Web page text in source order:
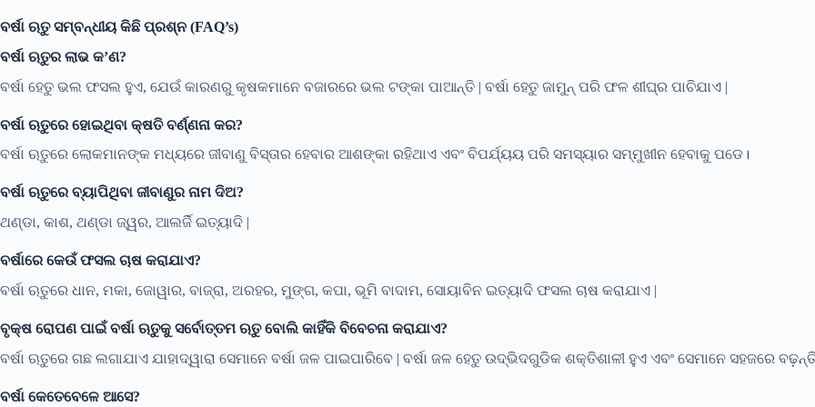
ବର୍ଷା ଋତୁ ସମ୍ବନ୍ଧୀୟ କିଛି ପ୍ରଶ୍ନ (FAQ’s)
ବର୍ଷା ଋତୁର ଲାଭ କ’ଣ?
ବର୍ଷା ହେତୁ ଭଲ ଫସଲ ହୁଏ, ଯେଉଁ କାରଣରୁ କୃଷକମାନେ ବଜାରରେ ଭଲ ଟଙ୍କା ପାଆନ୍ତି | ବର୍ଷା ହେତୁ ଜାମୁନ୍ ପରି ଫଳ ଶୀଘ୍ର ପାଚିଯାଏ |
ବର୍ଷା ଋତୁରେ ହୋଇଥିବା କ୍ଷତି ବର୍ଣ୍ଣନା କର?
ବର୍ଷା ଋତୁରେ ଲୋକମାନଙ୍କ ମଧ୍ୟରେ ଜୀବାଣୁ ବିସ୍ତାର ହେବାର ଆଶଙ୍କା ରହିଥାଏ ଏବଂ ବିପର୍ଯ୍ୟୟ ପରି ସମସ୍ୟାର ସମ୍ମୁଖୀନ ହେବାକୁ ପଡେ।
ବର୍ଷା ଋତୁରେ ବ୍ୟାପିଥିବା ଜୀବାଣୁର ନାମ ଦିଅ?
ଥଣ୍ଡା, କାଶ, ଥଣ୍ଡା ଜ୍ୱର, ଆଲର୍ଜି ଇତ୍ୟାଦି |
ବର୍ଷାରେ କେଉଁ ଫସଲ ଚାଷ କରାଯାଏ?
ବର୍ଷା ଋତୁରେ ଧାନ, ମକା, ଜୋୱାର, ବାଜ୍ରା, ଅରହର, ମୁଙ୍ଗ, କପା, ଭୂମି ବାଦାମ, ସୋୟାବିନ ଇତ୍ୟାଦି ଫସଲ ଚାଷ କରାଯାଏ |
ବୃକ୍ଷ ରୋପଣ ପାଇଁ ବର୍ଷା ଋତୁକୁ ସର୍ବୋତ୍ତମ ଋତୁ ବୋଲି କାହିଁକି ବିବେଚନା କରାଯାଏ?
ବର୍ଷା ଋତୁରେ ଗଛ ଲଗାଯାଏ ଯାହାଦ୍ୱାରା ସେମାନେ ବର୍ଷା ଜଳ ପାଇପାରିବେ | ବର୍ଷା ଜଳ ହେତୁ ଉଦ୍ଭିଦଗୁଡିକ ଶକ୍ତିଶାଳୀ ହୁଏ ଏବଂ ସେମାନେ ସହଜରେ
ବର୍ଷା କେତେବେଳେ ଆସେ?